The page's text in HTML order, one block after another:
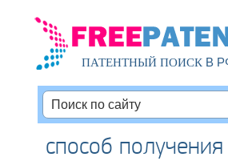
ПАТЕНТНЫЙ ПОИСКВ
способ